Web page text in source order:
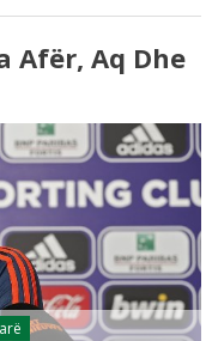
Afër, Aq Dhe